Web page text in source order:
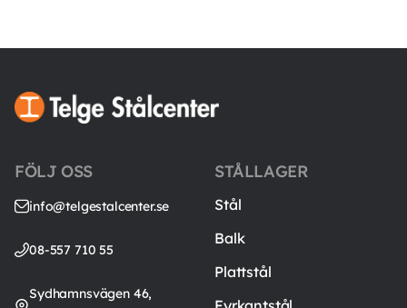
FÖLJ OSS
info@telgestalcenter.se
08-557 710 55
Sydhamnsvägen 46,
STÅLLAGER
Stål
Balk
Plattstål